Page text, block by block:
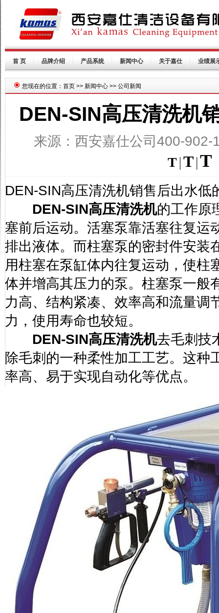
首 页 品牌介绍 产品系统 新闻中心 关于嘉仕 业绩展
您现在的位置：首页 >> 新闻中心 >> 公司新闻
DEN-SIN高压清洗机
来源：西安嘉仕公司400-
T|T|T
DEN-SIN高压清洗机销售后出水低
DEN-SIN高压清洗机的工作原
塞前后运动。活塞泵靠活塞往复运
排出液体。而柱塞泵的密封件安装
用柱塞在泵缸体内往复运动，使柱
体并增高其压力的泵。柱塞泵一般
力高、结构紧凑、效率高和流量调
力，使用寿命也较短。
DEN-SIN高压清洗机去毛刺技
除毛刺的一种柔性加工工艺。这种
率高、易于实现自动化等优点。